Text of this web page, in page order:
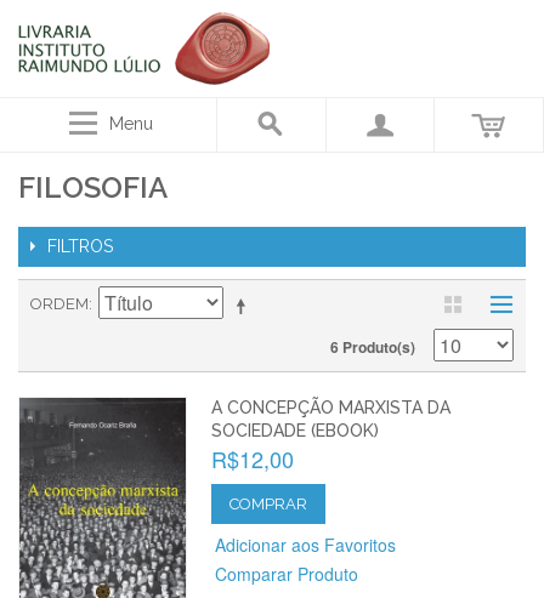
Menu
FILOSOFIA
FILTROS
ORDEM
6 Produto(s)
A CONCEPÇÃO MARXISTA DA
SOCIEDADE (EBOOK)
R$12,00
COMPRAR
Adicionar aos Favoritos
Comparar Produto